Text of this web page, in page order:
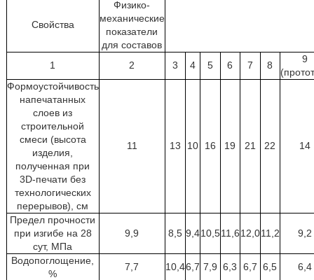
Свойства
Физико-
механические
показатели
для составов
1
2 3 4 5 6 7 8
9
Формоустойчивость
напечатанных
слоев из
строительной
смеси (высота
изделия,
полученная при
3D-печати без
технологических
перерывов), см
11 13 10 16 19 21 22 14
Предел прочности
при изгибе на 28
сут, МПа
9,9 8,5 9,410,511,612,011,2 9,2
Водопоглощение,
%
7,7 10,46,7 7,9 6,3 6,7 6,5
6,4